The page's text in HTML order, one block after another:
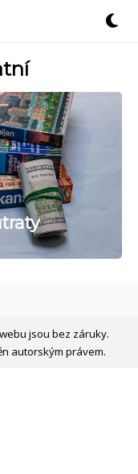
jsou bez záruky.
autorským právem.